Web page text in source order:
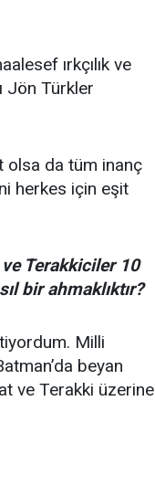
ırkçılık ve
Jön Türkler
olsa da tüm inanç
herkes için eşit
Terakkiciler 10
bir ahmaklıktır?
Milli
beyan
ve Terakki üzerine